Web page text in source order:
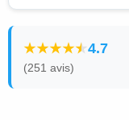
4.7
(251 avis)